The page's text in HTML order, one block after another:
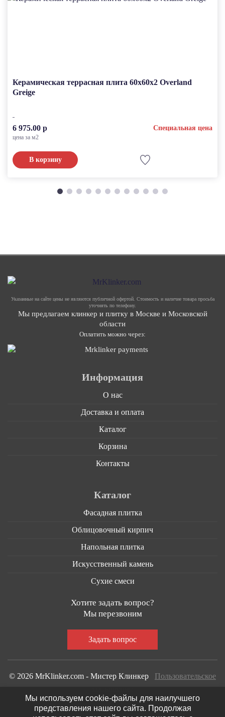
Керамическая террасная плита 60x60x2 Overland
Greige
6 975.00 р Специальная цена
цена за м2
В корзину
Указанные на сайте цены не являются публичной офертой. Стоимость и наличие товара просьба
уточнять по телефону.
Мы предлагаем клинкер и плитку в Москве и Московской
области
Оплатить можно через:
Информация
О нас
Доставка и оплата
Каталог
Корзина
Контакты
Каталог
Фасадная плитка
Облицовочный кирпич
Напольная плитка
Искусственный камень
Сухие смеси
Хотите задать вопрос?
Мы перезвоним
© 2026 MrKlinker.com - Мистер Клинкер Пользовательское
Мы используем cookie-файлы для наилучшего
представления нашего сайта. Продолжая